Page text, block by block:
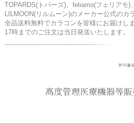
TOPARDS(トパーズ)、feliamo(フェリアモ)
LILMOON(リルムーン)のメーカー公式のカ
全品送料無料でカラコンを皆様にお届けしま
17時までのご注文は当日発送いたします。